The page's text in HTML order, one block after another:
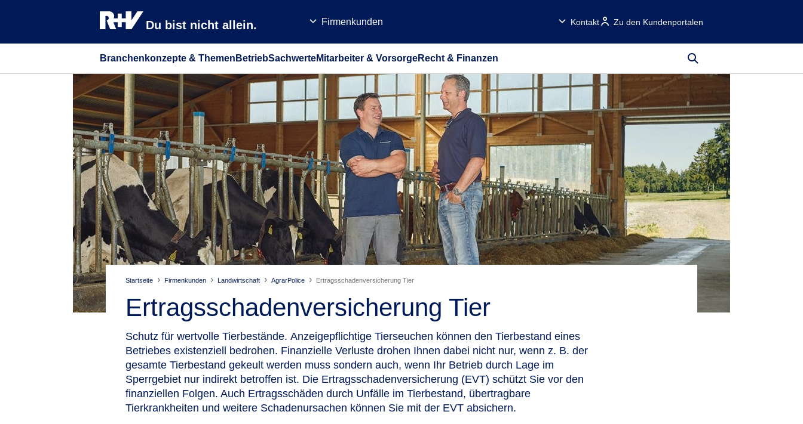
Du bist nicht allein. Firmenkunden Kontakt Zu den Kundenportalen
Branchenkonzepte & Themen BetriebSachwerteMitarbeiter & VorsorgeRecht & Finanzen
Startseite Firmenkunden Landwirtschaft AgrarPolice Ertragsschadenversicherung Tier
Ertragsschadenversicherung Tier
Schutz für wertvolle Tierbestände. Anzeigepflichtige Tierseuchen können den Tierbestand eines
Betriebes existenziell bedrohen. Finanzielle Verluste drohen Ihnen dabei nicht nur, wenn z. B. der
gesamte Tierbestand gekeult werden muss sondern auch, wenn Ihr Betrieb durch Lage im
Sperrgebiet nur indirekt betroffen ist. Die Ertragsschadenversicherung (EVT) schützt Sie vor den
finanziellen Folgen. Auch Ertragsschäden durch Unfälle im Tierbestand, übertragbare
Tierkrankheiten und weitere Schadenursachen können Sie mit der EVT absichern.